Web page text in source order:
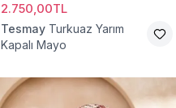
2.750,00TL
Tesmay Turkuaz Yarım
Kapalı Mayo